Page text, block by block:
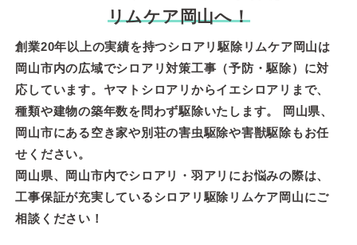
リムケア岡山へ！
創業20年以上の実績を持つシロアリ駆除リムケア岡山は
岡山市内の広域でシロアリ対策工事（予防・駆除）に対
応しています。ヤマトシロアリからイエシロアリまで、
種類や建物の築年数を問わず駆除いたします。 岡山県、
岡山市にある空き家や別荘の害虫駆除や害獣駆除もお任
せください。
岡山県、岡山市内でシロアリ・羽アリにお悩みの際は、
工事保証が充実しているシロアリ駆除リムケア岡山にご
相談ください！